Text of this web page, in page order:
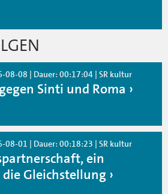
08-08 | Dauer: 00:17:04 | SR kultur
Sinti und Roma
08-01 | Dauer: 00:18:23 | SR kultur
ein
Gleichstellung